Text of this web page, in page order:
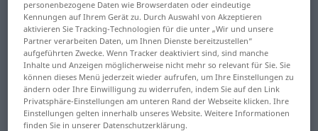
Spanisch-Deutsch Übersetzung für
"exigente"
"exigente" Deutsch Übersetzung
„exigente“: adjetivo
personenbezogene Daten wie Browserdaten oder eindeutige
Kennungen auf Ihrem Gerät zu. Durch Auswahl von Akzeptieren
aktivieren Sie Tracking-Technologien für die unter „Wir und unsere
Partner verarbeiten Daten, um Ihnen Dienste bereitzustellen“
aufgeführten Zwecke. Wenn Tracker deaktiviert sind, sind manche
Inhalte und Anzeigen möglicherweise nicht mehr so relevant für Sie. Sie
können dieses Menü jederzeit wieder aufrufen, um Ihre Einstellungen zu
ändern oder Ihre Einwilligung zu widerrufen, indem Sie auf den Link
Privatsphäre-Einstellungen am unteren Rand der Webseite klicken. Ihre
Einstellungen gelten innerhalb unseres Website. Weitere Informationen
finden Sie in unserer Datenschutzerklärung.